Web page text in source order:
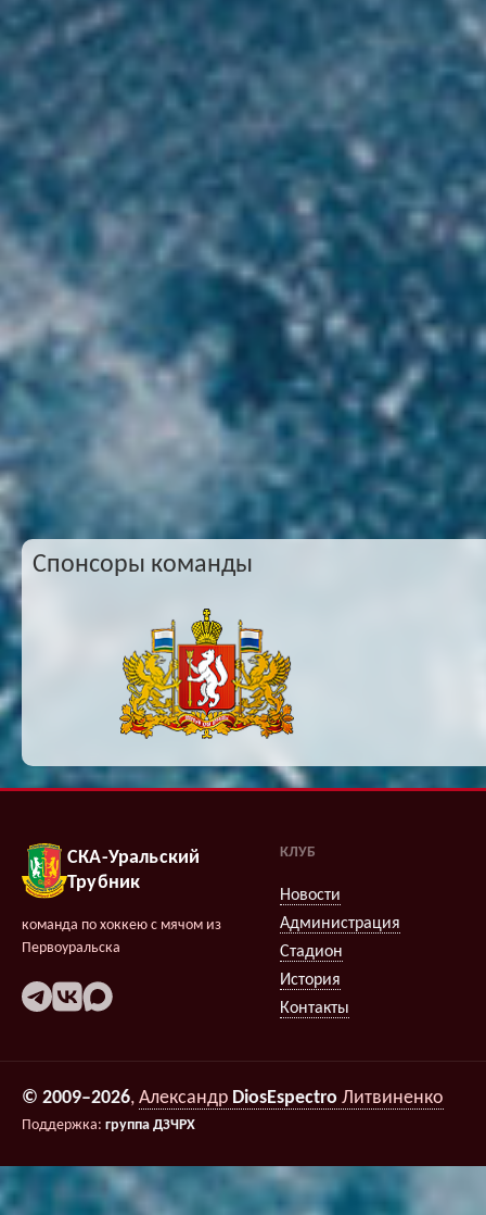
Спонсоры команды
СКА-Уральский
Трубник
команда по хоккею с мячом из
Первоуральска
КЛУБ
Новости
Администрация
Стадион
История
Контакты
© 2009–2026, Александр DiosEspectro Литвиненко
Поддержка: группа ДЗЧРХ